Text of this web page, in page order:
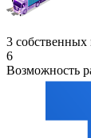
3
6
Возможность